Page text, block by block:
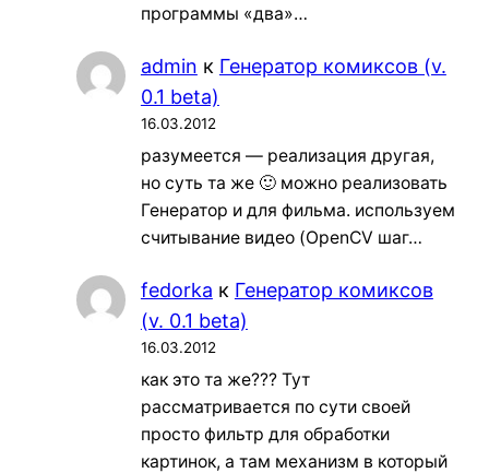
программы «два»…
admin к Генератор комиксов (v.
0.1 beta)
16.03.2012
разумеется — реализация другая,
но суть та же 🙂 можно реализовать
Генератор и для фильма. используем
считывание видео (OpenCV шаг…
fedorka к Генератор комиксов
(v. 0.1 beta)
16.03.2012
как это та же??? Тут
рассматривается по сути своей
просто фильтр для обработки
картинок, а там механизм в который